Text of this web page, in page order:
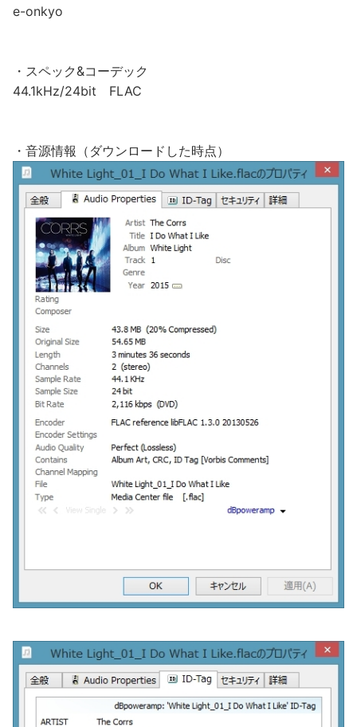
e-onkyo
・スペック&コーデック
44.1kHz/24bit FLAC
・音源情報（ダウンロードした時点）